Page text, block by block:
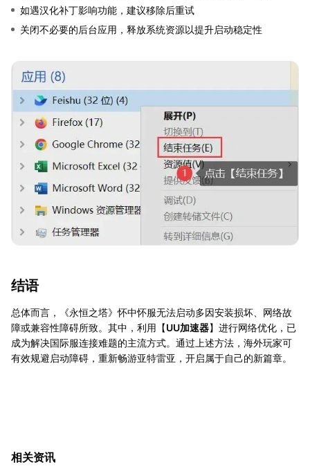
如遇汉化补丁影响功能，建议移除后重试
关闭不必要的后台应用，释放系统资源以提升启动稳定性
结语
总体而言，《永恒之塔》怀中怀服无法启动多因安装损坏、网络故
障或兼容性障碍所致。其中，利用【UU加速器】进行网络优化，已
成为解决国际服连接难题的主流方式。通过上述方法，海外玩家可
有效规避启动障碍，重新畅游亚特雷亚，开启属于自己的新篇章。
相关资讯